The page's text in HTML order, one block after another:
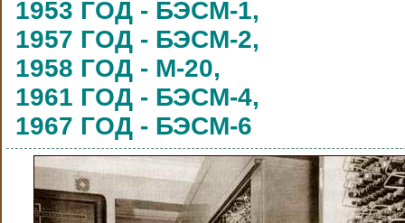
1953 ГОД - БЭСМ-1,
1957 ГОД - БЭСМ-2,
1958 ГОД - М-20,
1961 ГОД - БЭСМ-4,
1967 ГОД - БЭСМ-6